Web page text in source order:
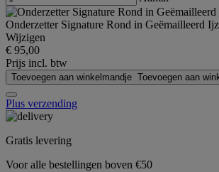
Onderzetter Signature Rond in Geëmailleerd
Wijzigen
€ 95,00
Prijs incl. btw
Toevoegen aan winkelmandje Toevoegen aan
Plus verzending
Gratis levering
Voor alle bestellingen boven €50